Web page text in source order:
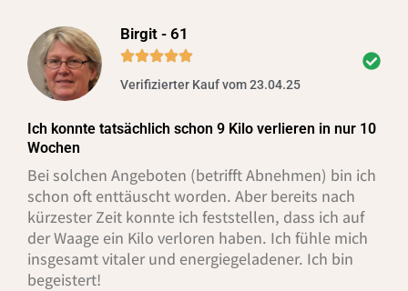
Birgit - 61
Verifizierter Kauf vom 23.04.25
Ich konnte tatsächlich schon 9 Kilo verlieren in nur 10
Wochen
Bei solchen Angeboten (betrifft Abnehmen) bin ich
schon oft enttäuscht worden. Aber bereits nach
kürzester Zeit konnte ich feststellen, dass ich auf
der Waage ein Kilo verloren haben. Ich fühle mich
insgesamt vitaler und energiegeladener. Ich bin
begeistert!